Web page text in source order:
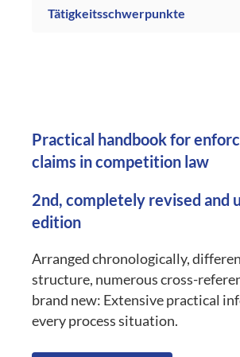
Tätigkeitsschwerpunkte
Practical handbook for
claims in competition law
2nd, completely revised and
edition
Arranged chronologically,
structure, numerous cross-
brand new: Extensive practical
every process situation.